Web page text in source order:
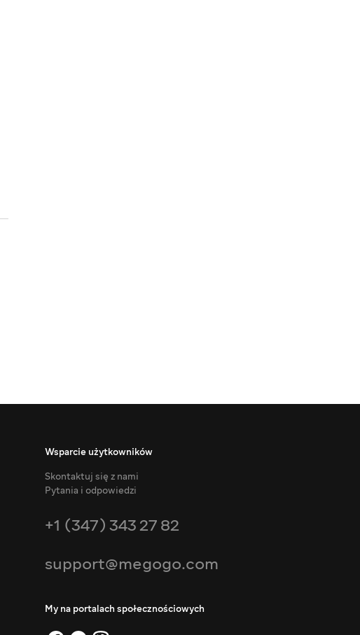
Wsparcie użytkowników
Skontaktuj się z nami
Pytania i odpowiedzi
+1 (347) 343 27 82
support@megogo.com
My na portalach społecznościowych